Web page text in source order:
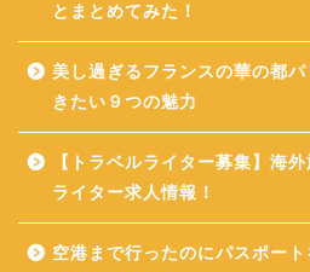
とまとめてみた！
美し過ぎるフランスの華の都
きたい９つの魅力
【トラベルライター募集】海
ライター求人情報！
空港まで行ったのにパスポー